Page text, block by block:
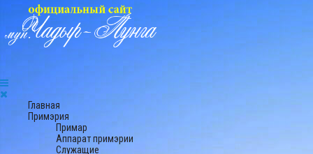
Главная
Примэрия
Примар
Аппарат примэрии
Служащие